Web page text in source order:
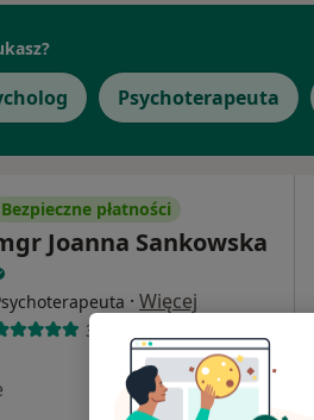
Psychoterapeuta
Bezpieczne płatności
Joanna Sankowska
· Więcej
3 opinie